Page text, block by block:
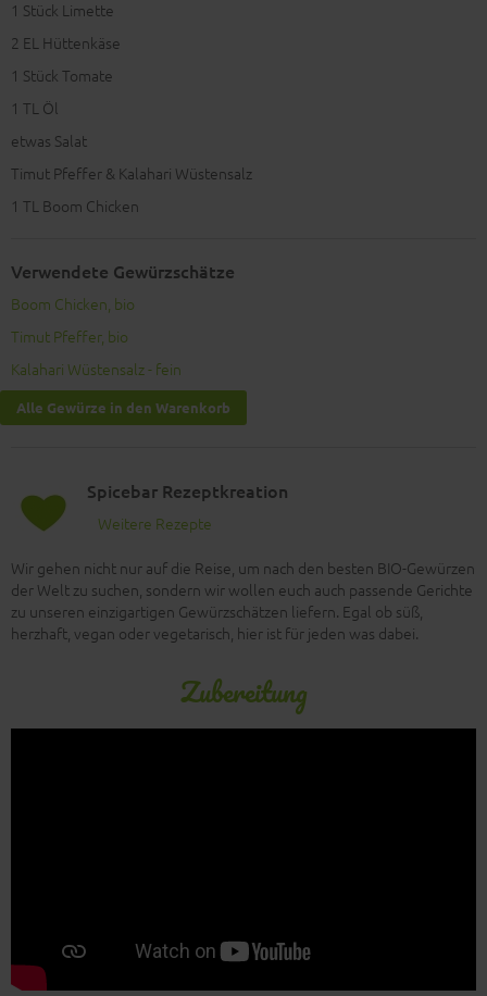
1 Stück Limette
2 EL Hüttenkäse
1 Stück Tomate
1 TL Öl
etwas Salat
Timut Pfeffer & Kalahari Wüstensalz
1 TL Boom Chicken
Verwendete Gewürzschätze
Boom Chicken, bio
Timut Pfeffer, bio
Kalahari Wüstensalz - fein
Alle Gewürze in den Warenkorb
Spicebar Rezeptkreation
Weitere Rezepte
Wir gehen nicht nur auf die Reise, um nach den besten BIO-Gewürzen
der Welt zu suchen, sondern wir wollen euch auch passende Gerichte
zu unseren einzigartigen Gewürzschätzen liefern. Egal ob süß,
herzhaft, vegan oder vegetarisch, hier ist für jeden was dabei.
Zubereitung